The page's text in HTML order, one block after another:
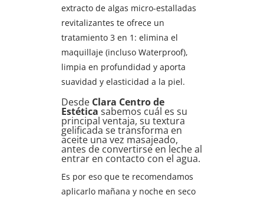
extracto de algas micro-estalladas
revitalizantes te ofrece un
tratamiento 3 en 1: elimina el
maquillaje (incluso Waterproof),
limpia en profundidad y aporta
suavidad y elasticidad a la piel.
Desde Clara Centro de
Estética sabemos cuál es su
principal ventaja, su textura
gelificada se transforma en
aceite una vez masajeado,
antes de convertirse en leche al
entrar en contacto con el agua.
Es por eso que te recomendamos
aplicarlo mañana y noche en seco